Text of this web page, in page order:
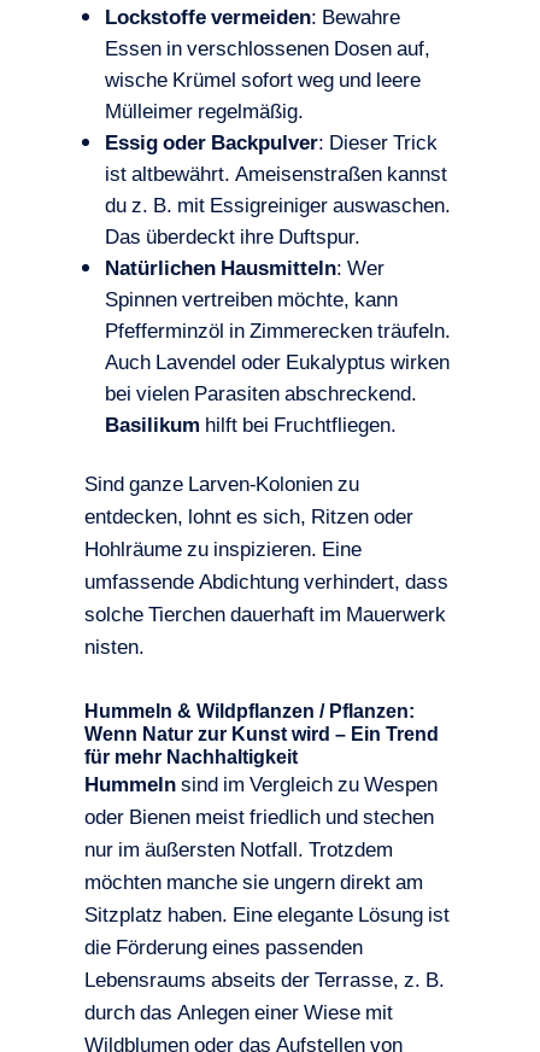
Lockstoffe vermeiden: Bewahre
Essen in verschlossenen Dosen auf,
wische Krümel sofort weg und leere
Mülleimer regelmäßig.
Essig oder Backpulver: Dieser Trick
ist altbewährt. Ameisenstraßen kannst
du z. B. mit Essigreiniger auswaschen.
Das überdeckt ihre Duftspur.
Natürlichen Hausmitteln: Wer
Spinnen vertreiben möchte, kann
Pfefferminzöl in Zimmerecken träufeln.
Auch Lavendel oder Eukalyptus wirken
bei vielen Parasiten abschreckend.
Basilikum hilft bei Fruchtfliegen.
Sind ganze Larven-Kolonien zu
entdecken, lohnt es sich, Ritzen oder
Hohlräume zu inspizieren. Eine
umfassende Abdichtung verhindert, dass
solche Tierchen dauerhaft im Mauerwerk
nisten.
Hummeln & Wildpflanzen / Pflanzen:
Wenn Natur zur Kunst wird – Ein Trend
für mehr Nachhaltigkeit
Hummelnsind im Vergleich zu Wespen
oder Bienen meist friedlich und stechen
nur im äußersten Notfall. Trotzdem
möchten manche sie ungern direkt am
Sitzplatz haben. Eine elegante Lösung ist
die Förderung eines passenden
Lebensraums abseits der Terrasse, z. B.
durch das Anlegen einer Wiese mit
Wildblumen oder das Aufstellen von